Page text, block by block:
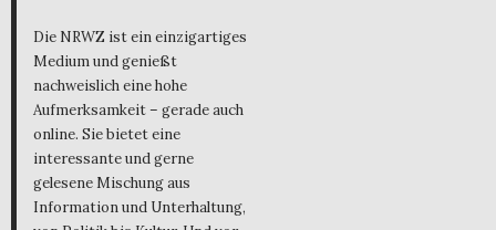
Die NRWZ ist ein einzigartiges
Medium und genießt
nachweislich eine hohe
Aufmerksamkeit – gerade auch
online. Sie bietet eine
interessante und gerne
gelesene Mischung aus
Information und Unterhaltung,